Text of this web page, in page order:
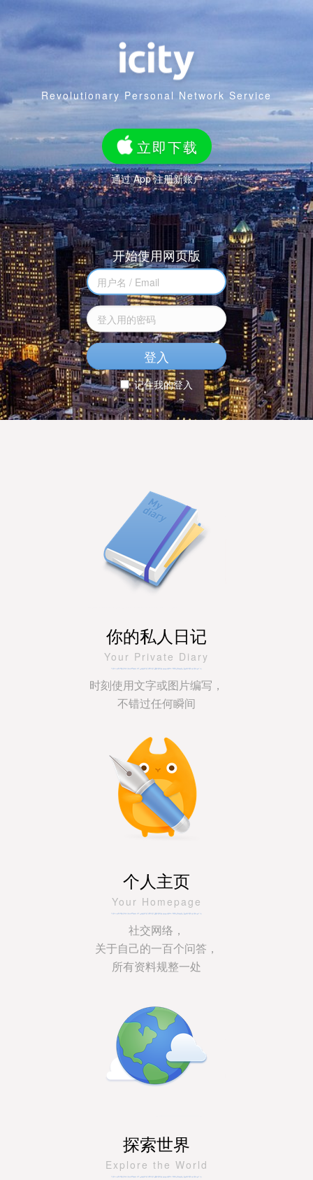
Revolutionary Personal Network Service
立即下载
通过 App 注册新账户
开始使用网页版
记住我的登入
你的私人日记
Your Private Diary
时刻使用文字或图片编写，
不错过任何瞬间
个人主页
Your Homepage
社交网络，
关于自己的一百个问答，
所有资料规整一处
探索世界
Explore the World